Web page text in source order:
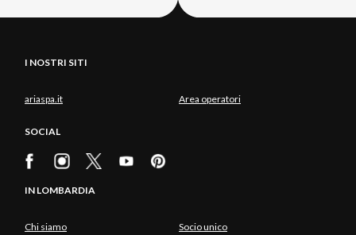
I NOSTRI SITI
ariaspa.it Area operatori
SOCIAL
IN LOMBARDIA
Chi siamo Socio unico